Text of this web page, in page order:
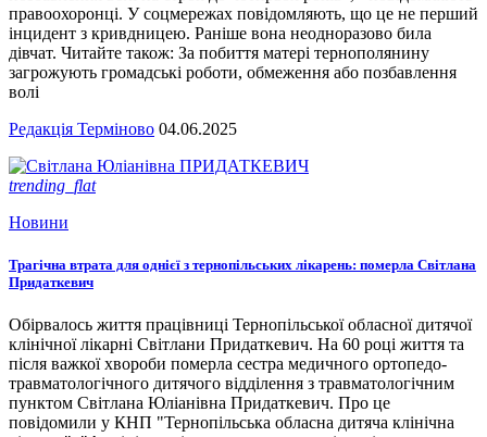
правоохоронці. У соцмережах повідомляють, що це не перший
інцидент з кривдницею. Раніше вона неодноразово била
дівчат. Читайте також: За побиття матері тернополянину
загрожують громадські роботи, обмеження або позбавлення
волі
Редакція Терміново 04.06.2025
trending_flat
Новини
Трагічна втрата для однієї з тернопільських лікарень: померла Світлана
Придаткевич
Обірвалось життя працівниці Тернопільської обласної дитячої
клінічної лікарні Світлани Придаткевич. На 60 році життя та
після важкої хвороби померла сестра медичного ортопедо-
травматологічного дитячого відділення з травматологічним
пунктом Світлана Юліанівна Придаткевич. Про це
повідомили у КНП "Тернопільська обласна дитяча клінічна